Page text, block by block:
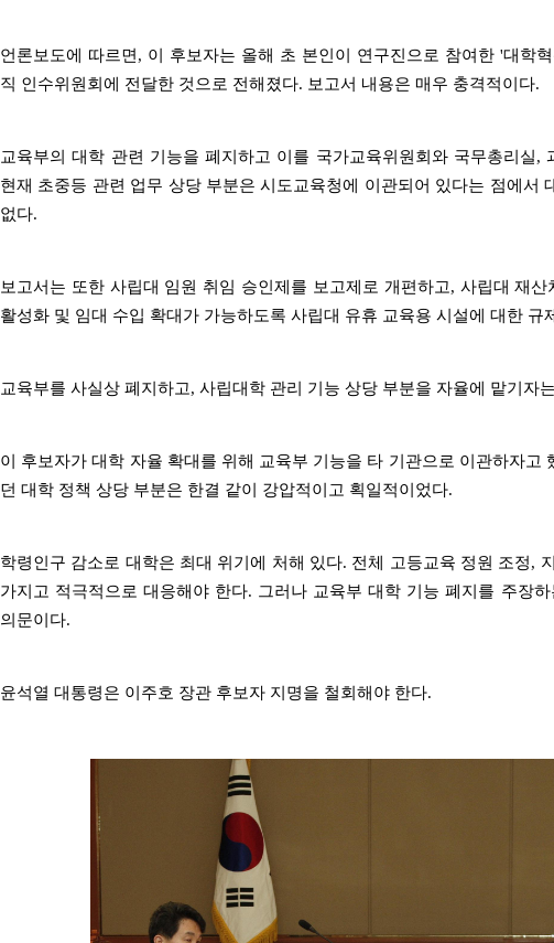
언론보도에 따르면, 이 후보자는 올해 초 본인이 연구진으로 참여한 '대학
직 인수위원회에 전달한 것으로 전해졌다. 보고서 내용은 매우 충격적이다.
교육부의 대학 관련 기능을 폐지하고 이를 국가교육위원회와 국무총리실,
현재 초중등 관련 업무 상당 부분은 시도교육청에 이관되어 있다는 점에서
없다.
보고서는 또한 사립대 임원 취임 승인제를 보고제로 개편하고, 사립대 재
활성화 및 임대 수입 확대가 가능하도록 사립대 유휴 교육용 시설에 대한 규
교육부를 사실상 폐지하고, 사립대학 관리 기능 상당 부분을 자율에 맡기자
이 후보자가 대학 자율 확대를 위해 교육부 기능을 타 기관으로 이관하자고
던 대학 정책 상당 부분은 한결 같이 강압적이고 획일적이었다.
학령인구 감소로 대학은 최대 위기에 처해 있다. 전체 고등교육 정원 조정,
가지고 적극적으로 대응해야 한다. 그러나 교육부 대학 기능 폐지를 주장
의문이다.
윤석열 대통령은 이주호 장관 후보자 지명을 철회해야 한다.